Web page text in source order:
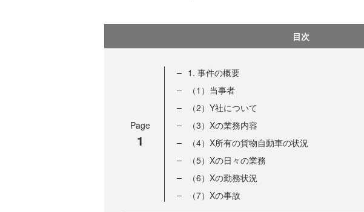
目次
Page
1
1. 事件の概要
（1）当事者
（2）Y社について
（3）Xの業務内容
（4）X所有の貨物自動車の状況
（5）Xの日々の業務
（6）Xの勤務状況
（7）Xの事故